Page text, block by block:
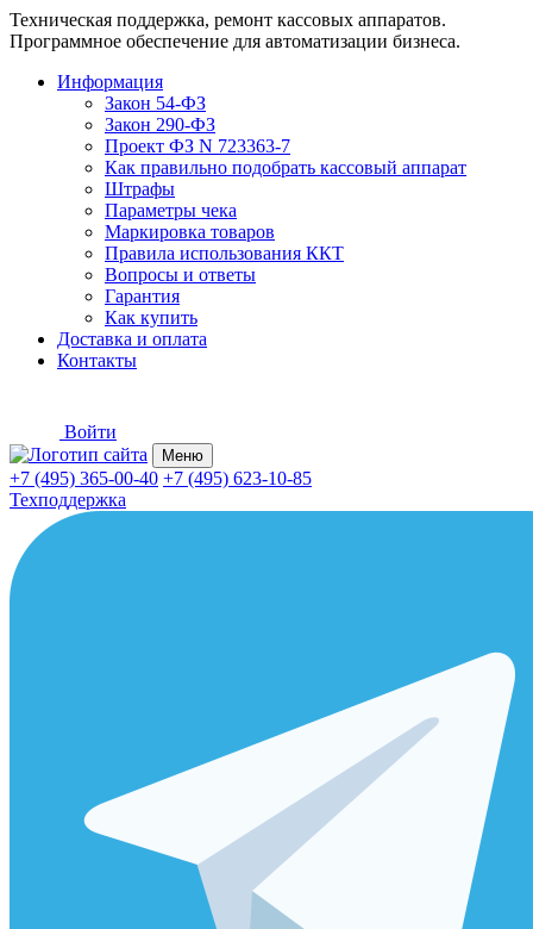
Техническая поддержка, ремонт кассовых аппаратов.
Программное обеспечение для автоматизации бизнеса.
Информация
Закон 54-ФЗ
Закон 290-ФЗ
Проект ФЗ N 723363-7
Как правильно подобрать кассовый аппарат
Штрафы
Параметры чека
Маркировка товаров
Правила использования ККТ
Вопросы и ответы
Гарантия
Как купить
Доставка и оплата
Контакты
Войти
Меню
+7 (495) 365-00-40 +7 (495) 623-10-85
Техподдержка